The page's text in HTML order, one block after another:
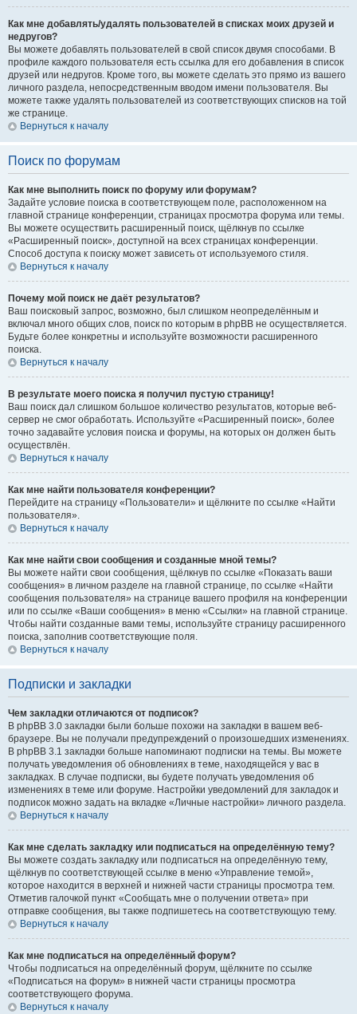
Как мне добавлять/удалять пользователей в списках моих друзей и
недругов?
Вы можете добавлять пользователей в свой список двумя способами. В
профиле каждого пользователя есть ссылка для его добавления в список
друзей или недругов. Кроме того, вы можете сделать это прямо из вашего
личного раздела, непосредственным вводом имени пользователя. Вы
можете также удалять пользователей из соответствующих списков на той
же странице.
Вернуться к началу
Поиск по форумам
Как мне выполнить поиск по форуму или форумам?
Задайте условие поиска в соответствующем поле, расположенном на
главной странице конференции, страницах просмотра форума или темы.
Вы можете осуществить расширенный поиск, щёлкнув по ссылке
«Расширенный поиск», доступной на всех страницах конференции.
Способ доступа к поиску может зависеть от используемого стиля.
Вернуться к началу
Почему мой поиск не даёт результатов?
Ваш поисковый запрос, возможно, был слишком неопределённым и
включал много общих слов, поиск по которым в phpBB не осуществляется.
Будьте более конкретны и используйте возможности расширенного
поиска.
Вернуться к началу
В результате моего поиска я получил пустую страницу!
Ваш поиск дал слишком большое количество результатов, которые веб-
сервер не смог обработать. Используйте «Расширенный поиск», более
точно задавайте условия поиска и форумы, на которых он должен быть
осуществлён.
Вернуться к началу
Как мне найти пользователя конференции?
Перейдите на страницу «Пользователи» и щёлкните по ссылке «Найти
пользователя».
Вернуться к началу
Как мне найти свои сообщения и созданные мной темы?
Вы можете найти свои сообщения, щёлкнув по ссылке «Показать ваши
сообщения» в личном разделе на главной странице, по ссылке «Найти
сообщения пользователя» на странице вашего профиля на конференции
или по ссылке «Ваши сообщения» в меню «Ссылки» на главной странице.
Чтобы найти созданные вами темы, используйте страницу расширенного
поиска, заполнив соответствующие поля.
Вернуться к началу
Подписки и закладки
Чем закладки отличаются от подписок?
В phpBB 3.0 закладки были больше похожи на закладки в вашем веб-
браузере. Вы не получали предупреждений о произошедших изменениях.
В phpBB 3.1 закладки больше напоминают подписки на темы. Вы можете
получать уведомления об обновлениях в теме, находящейся у вас в
закладках. В случае подписки, вы будете получать уведомления об
изменениях в теме или форуме. Настройки уведомлений для закладок и
подписок можно задать на вкладке «Личные настройки» личного раздела.
Вернуться к началу
Как мне сделать закладку или подписаться на определённую тему?
Вы можете создать закладку или подписаться на определённую тему,
щёлкнув по соответствующей ссылке в меню «Управление темой»,
которое находится в верхней и нижней части страницы просмотра тем.
Отметив галочкой пункт «Сообщать мне о получении ответа» при
отправке сообщения, вы также подпишетесь на соответствующую тему.
Вернуться к началу
Как мне подписаться на определённый форум?
Чтобы подписаться на определённый форум, щёлкните по ссылке
«Подписаться на форум» в нижней части страницы просмотра
соответствующего форума.
Вернуться к началу